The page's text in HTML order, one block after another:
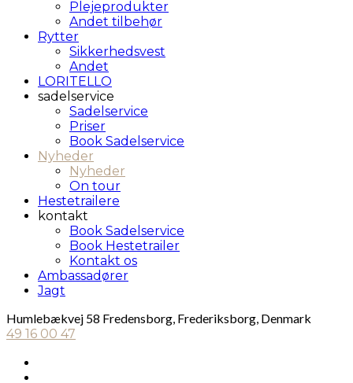
Plejeprodukter
Andet tilbehør
Rytter
Sikkerhedsvest
Andet
LORITELLO
sadelservice
Sadelservice
Priser
Book Sadelservice
Nyheder
Nyheder
On tour
Hestetrailere
kontakt
Book Sadelservice
Book Hestetrailer
Kontakt os
Ambassadører
Jagt
Humlebækvej 58 Fredensborg, Frederiksborg, Denmark
49 16 00 47